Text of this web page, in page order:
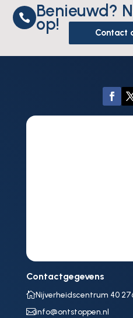
 Benieuwd?
op! Contact
Contactgegevens
Nijverheidscentrum 40
info@ontstoppen.nl